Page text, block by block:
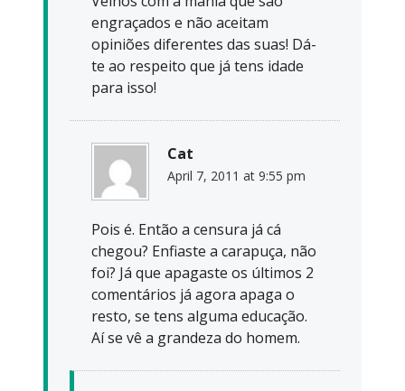
engraçados e não aceitam
opiniões diferentes das suas! Dá-
te ao respeito que já tens idade
para isso!
Cat
April 7, 2011 at 9:55 pm
Pois é. Então a censura já cá
chegou? Enfiaste a carapuça, não
foi? Já que apagaste os últimos 2
comentários já agora apaga o
resto, se tens alguma educação.
Aí se vê a grandeza do homem.